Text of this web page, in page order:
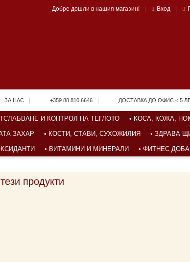
Добре дошли в нашия магазин! | Вход |
ЗА НАС +359 88 810 6646 ДОСТАВКА ДО ОФИС < 5
И КОНТРОЛ НА ТЕГЛОТО • КОСА, КОЖА,
ЗАХАР • КОСТИ, СТАВИ, СУХОЖИЛИЯ • ЗДРАВА
• ВИТАМИНИ И МИНЕРАЛИ • ФИТНЕС
продукти